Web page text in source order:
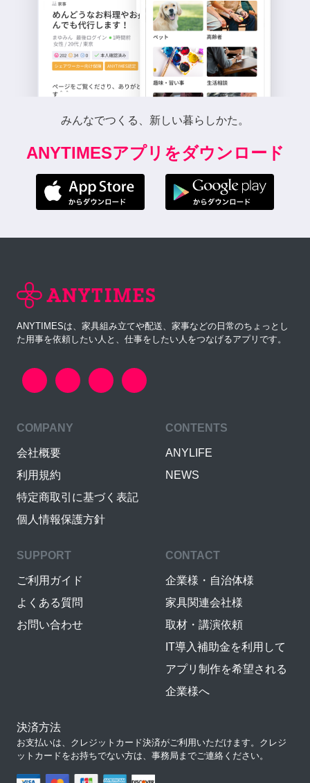
みんなでつくる、新しい暮らしかた。
ANYTIMESアプリをダウンロード
ANYTIMESは、家具組み立てや配送、家事などの日常のちょっとし
た用事を依頼したい人と、仕事をしたい人をつなげるアプリです。
COMPANY
会社概要
利用規約
特定商取引に基づく表記
個人情報保護方針
CONTENTS
ANYLIFE
NEWS
SUPPORT
ご利用ガイド
よくある質問
お問い合わせ
CONTACT
企業様・自治体様
家具関連会社様
取材・講演依頼
IT導入補助金を利用して
アプリ制作を希望される
企業様へ
決済方法
お支払いは、クレジットカード決済がご利用いただけます。クレジ
ットカードをお持ちでない方は、事務局までご連絡ください。